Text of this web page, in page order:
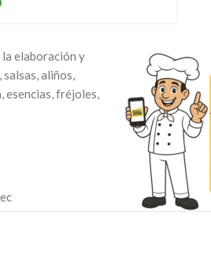
la elaboración y
aliños,
esencias, fréjoles,